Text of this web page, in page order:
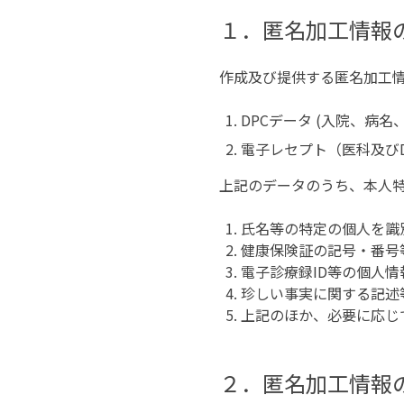
１．匿名加工情報
作成及び提供する匿名加工
DPCデータ (入院、病名
電子レセプト（医科及び
上記のデータのうち、本人
氏名等の特定の個人を
健康保険証の記号・番
電子診療録ID等の個人
珍しい事実に関する記
上記のほか、必要に応
２．匿名加工情報